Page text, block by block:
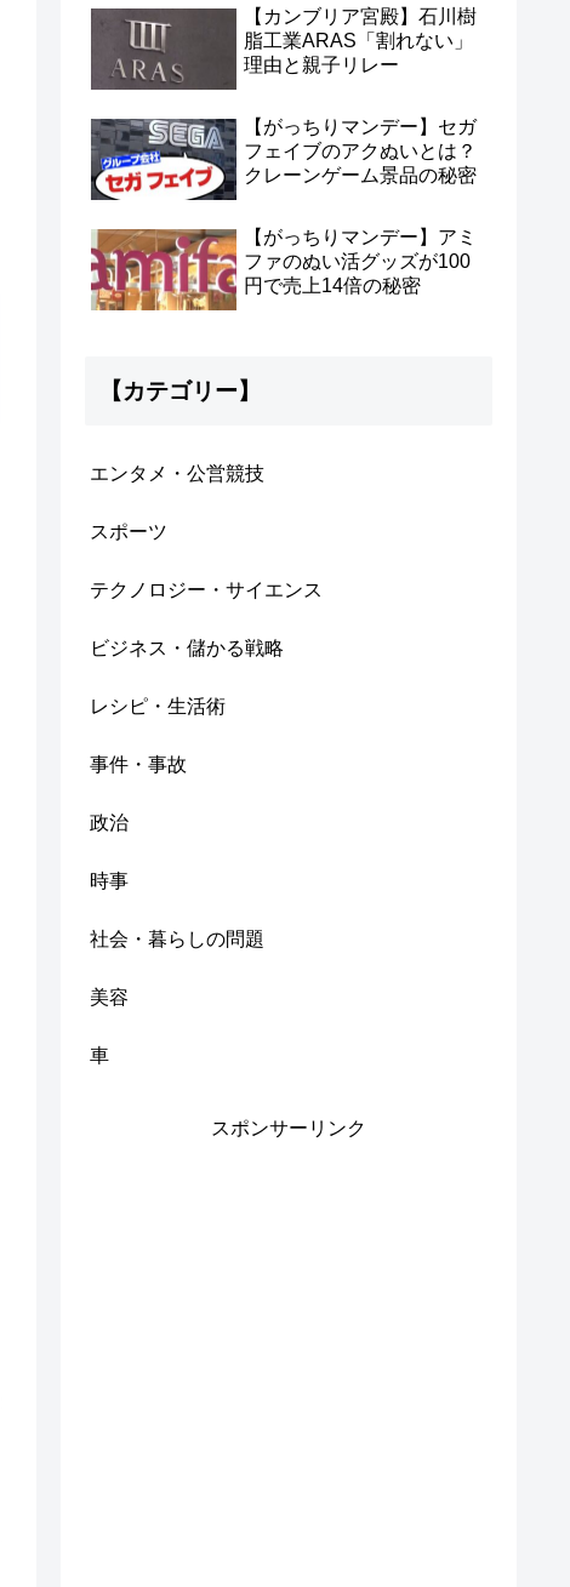
【カンブリア宮殿】石川樹
脂工業ARAS「割れない」
理由と親子リレー
【がっちりマンデー】セガ
フェイブのアクぬいとは？
クレーンゲーム景品の秘密
【がっちりマンデー】アミ
ファのぬい活グッズが100
円で売上14倍の秘密
【カテゴリー】
エンタメ・公営競技
スポーツ
テクノロジー・サイエンス
ビジネス・儲かる戦略
レシピ・生活術
事件・事故
政治
時事
社会・暮らしの問題
美容
車
スポンサーリンク